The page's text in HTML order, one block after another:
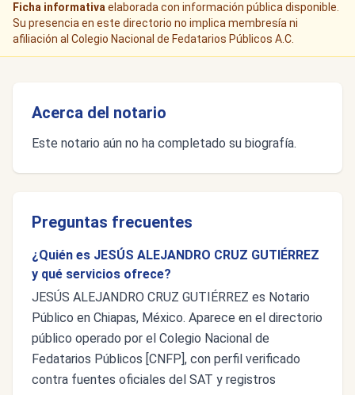
Ficha informativa elaborada con información pública disponible.
Su presencia en este directorio no implica membresía ni
afiliación al Colegio Nacional de Fedatarios Públicos A.C.
Acerca del notario
Este notario aún no ha completado su biografía.
Preguntas frecuentes
¿Quién es JESÚS ALEJANDRO CRUZ GUTIÉRREZ
y qué servicios ofrece?
JESÚS ALEJANDRO CRUZ GUTIÉRREZ es Notario
Público en Chiapas, México. Aparece en el directorio
público operado por el Colegio Nacional de
Fedatarios Públicos [CNFP], con perfil verificado
contra fuentes oficiales del SAT y registros